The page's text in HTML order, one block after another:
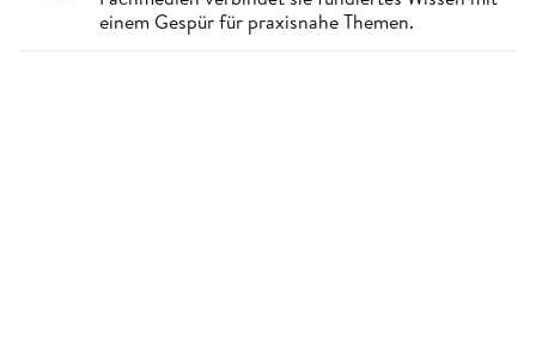
einem Gespür für praxisnahe Themen.